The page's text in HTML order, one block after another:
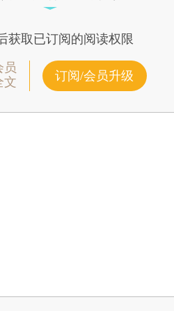
获取已订阅的阅读权限
员
文
订阅/会员升级